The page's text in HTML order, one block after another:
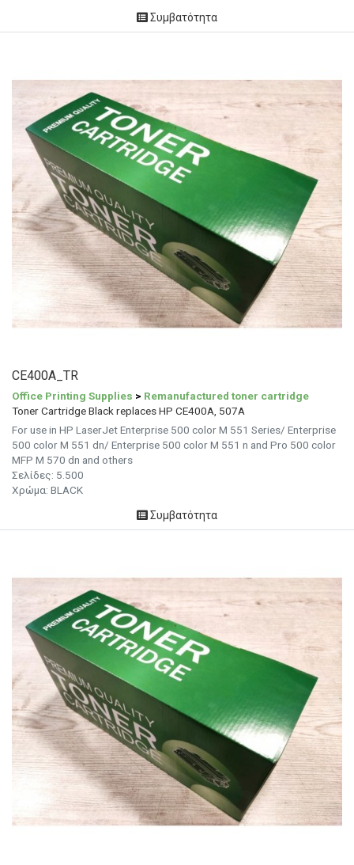
Συμβατότητα
CE400A_TR
Office Printing Supplies > Remanufactured toner cartridge
Toner Cartridge Black replaces HP CE400A, 507A
For use in HP LaserJet Enterprise 500 color M 551 Series/ Enterprise
500 color M 551 dn/ Enterprise 500 color M 551 n and Pro 500 color
MFP M 570 dn and others
Σελίδες: 5.500
Χρώμα: BLACK
Συμβατότητα